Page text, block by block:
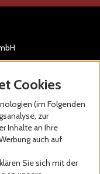
Cookies
(im Folgenden
zur
Inhalte an Ihre
auch auf
Sie sich mit der